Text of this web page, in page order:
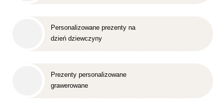
Personalizowane prezenty na
dzień dziewczyny
Prezenty personalizowane
grawerowane